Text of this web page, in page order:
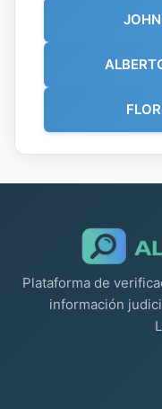
Plataforma de
información